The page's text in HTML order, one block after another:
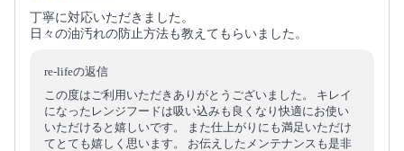
丁寧に対応いただきました。
日々の油汚れの防止方法も教えてもらいました。
re-lifeの返信
この度はご利用いただきありがとうございました。 キレイ
になったレンジフードは吸い込みも良くなり快適にお使い
いただけると嬉しいです。 また仕上がりにも満足いただけ
てとても嬉しく思います。 お伝えしたメンテナンスも是非